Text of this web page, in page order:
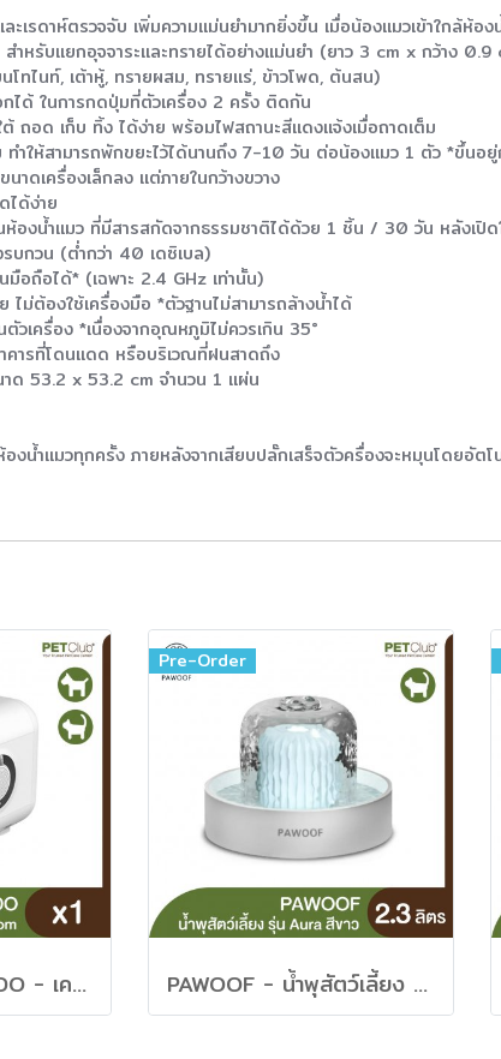
ละเรดาห์ตรวจจับ เพิ่มความแม่นยำมากยิ่งขึ้น เมื่อน้องแมวเข้าใกล้
ำหรับแยกอุจจาระและทรายได้อย่างแม่นยำ (ยาว 3 cm x กว้าง 0.9
โทไนท์, เต้าหู้, ทรายผสม, ทรายแร่, ข้าวโพด, ต้นสน)
กได้ ในการกดปุ่มที่ตัวเครื่อง 2 ครั้ง ติดกัน
ถอด เก็บ ทิ้ง ได้ง่าย พร้อมไฟสถานะสีแดงแจ้งเมื่อถาดเต็ม
ทำให้สามารถพักขยะไว้ได้นานถึง 7-10 วัน ต่อน้องแมว 1 ตัว *ขึ้นอ
าดเครื่องเล็กลง แต่ภายในกว้างขวาง
ได้ง่าย
องน้ำแมว ที่มีสารสกัดจากธรรมชาติได้ด้วย 1 ชิ้น / 30 วัน หลังเปิ
รบกวน (ต่ำกว่า 40 เดซิเบล)
อถือได้* (เฉพาะ 2.4 GHz เท่านั้น)
ไม่ต้องใช้เครื่องมือ *ตัวฐานไม่สามารถล้างน้ำได้
วเครื่อง *เนื่องจากอุณหภูมิไม่ควรเกิน 35°
คารที่โดนแดด หรือบริเวณที่ฝนสาดถึง
ด 53.2 x 53.2 cm จำนวน 1 แผ่น
งน้ำแมวทุกครั้ง ภายหลังจากเสียบปลั๊กเสร็จตัวครื่องจะหมุนโดยอัต
[Pre-Order] PANDO - เครื่องเป่าขนสัตว์เลี้ยง รุ่น PD50
Pre-Order
PAWOOF - น้ำพุสัตว์เลี้ยง รุ่น Aura สีขาว 2.3ลิตร